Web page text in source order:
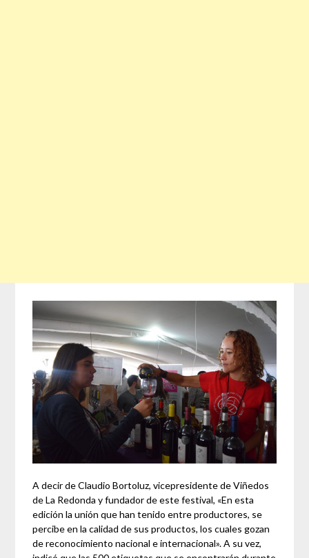
A decir de Claudio Bortoluz, vicepresidente de Viñedos
de La Redonda y fundador de este festival, «En esta
edición la unión que han tenido entre productores, se
percibe en la calidad de sus productos, los cuales gozan
de reconocimiento nacional e internacional». A su vez,